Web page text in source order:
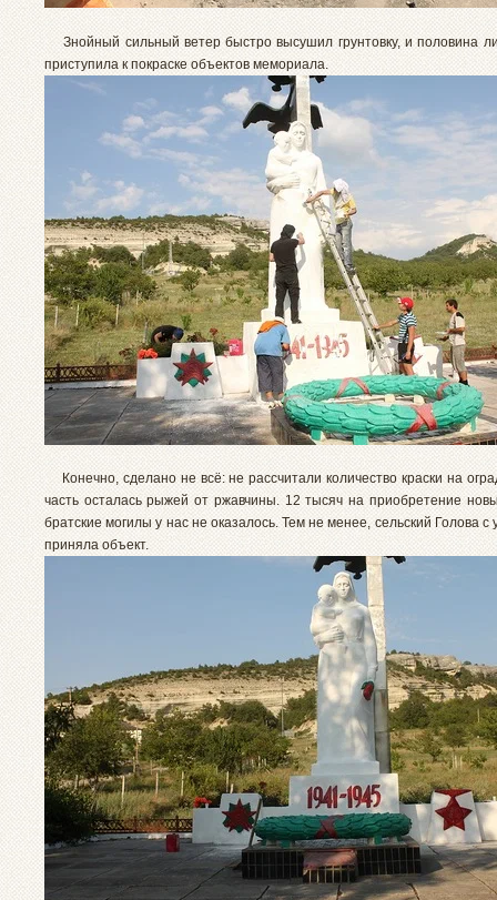
Знойный сильный ветер быстро высушил грунтовку, и половина
приступила к покраске объектов мемориала.
Конечно, сделано не всё: не рассчитали количество краски на
часть осталась рыжей от ржавчины. 12 тысяч на приобретение
братские могилы у нас не оказалось. Тем не менее, сельский Голова с
приняла объект.